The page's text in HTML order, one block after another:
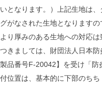
いとなります。）上記生地は
グがなされた生地となります
より厚みのある生地への対応
つきましては、財団法人日本
製品番号F-20042】を受け「防
付位置は、基本的に下部のちち